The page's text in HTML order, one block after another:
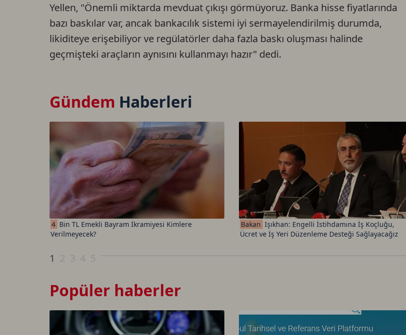
Yellen, "Önemli miktarda mevduat çıkışı görmüyoruz. Banka hisse fiyatlarında
bazı baskılar var, ancak bankacılık sistemi iyi sermayelendirilmiş durumda,
likiditeye erişebiliyor ve regülatörler daha fazla baskı oluşması halinde
geçmişteki araçların aynısını kullanmayı hazır" dedi.
Gündem Haberleri
4 Bin TL Emekli Bayram İkramiyesi Kimlere
Verilmeyecek?
Bakan Işıkhan: Engelli İstihdamına İş Koçluğu,
Ücret ve İş Yeri Düzenleme Desteği Sağlayacağız
1
Popüler haberler